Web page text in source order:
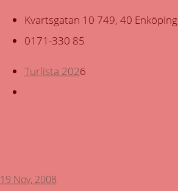
Kvartsgatan 10 749, 40 Enköping
0171-330 85
Turlista 2026
19 Nov, 2008